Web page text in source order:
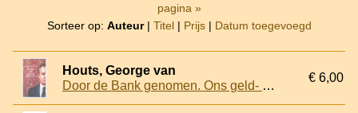
pagina »
Sorteer op: Auteur| Titel| Prijs| Datum toegevoegd
Houts, George van
Door de Bank genomen. Ons geld- en bankenstelsel: een verbijsterend drama over schulden, Woekerwinsten, groeiende ongelijkheid en politieke onwil
€ 6,00